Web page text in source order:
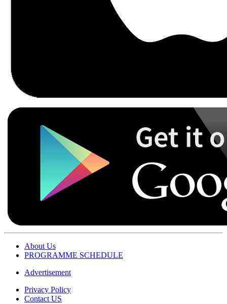
About Us
PROGRAMME SCHEDULE
Advertisement
Privacy Policy
Contact US